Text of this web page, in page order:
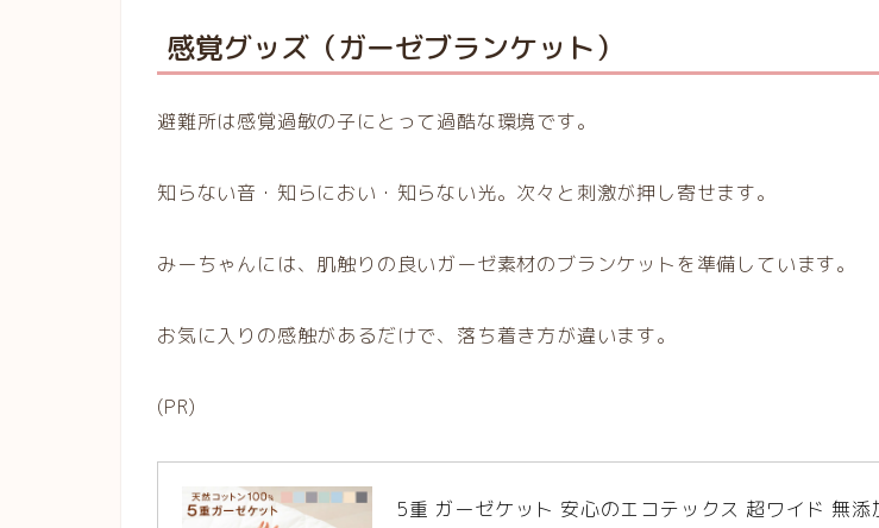
感覚グッズ（ガーゼブランケット）
避難所は感覚過敏の子にとって過酷な環境です。
知らない音・知らにおい・知らない光。次々と刺激が押し寄せます。
みーちゃんには、肌触りの良いガーゼ素材のブランケットを準備しています。
お気に入りの感触があるだけで、落ち着き方が違います。
(PR)
5重 ガーゼケット 安心のエコテックス 超ワイド 無添